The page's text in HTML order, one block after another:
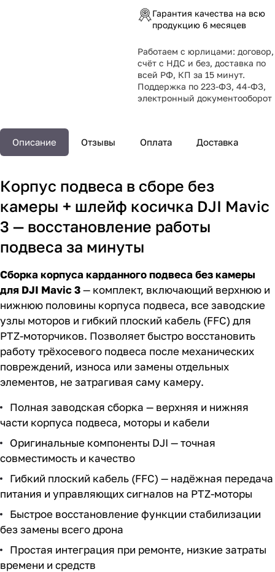
Гарантия качества на всю
продукцию 6 месяцев
Работаем с юрлицами: договор,
счёт с НДС и без, доставка по
всей РФ, КП за 15 минут.
Поддержка по 223-ФЗ, 44-ФЗ,
электронный документооборот
Описание Отзывы Оплата Доставка
Корпус подвеса в сборе без
камеры + шлейф косичка DJI Mavic
3 — восстановление работы
подвеса за минуты
Сборка корпуса карданного подвеса без камеры
для DJI Mavic 3— комплект, включающий верхнюю и
нижнюю половины корпуса подвеса, все заводские
узлы моторов и гибкий плоский кабель (FFC) для
PTZ-моторчиков. Позволяет быстро восстановить
работу трёхосевого подвеса после механических
повреждений, износа или замены отдельных
элементов, не затрагивая саму камеру.
Полная заводская сборка — верхняя и нижняя
части корпуса подвеса, моторы и кабели
Оригинальные компоненты DJI — точная
совместимость и качество
Гибкий плоский кабель (FFC) — надёжная передача
питания и управляющих сигналов на PTZ-моторы
Быстрое восстановление функции стабилизации
без замены всего дрона
Простая интеграция при ремонте, низкие затраты
времени и средств